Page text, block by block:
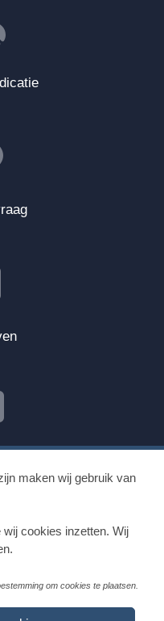
maken wij gebruik van
wij cookies inzetten. Wij
om cookies te plaatsen.